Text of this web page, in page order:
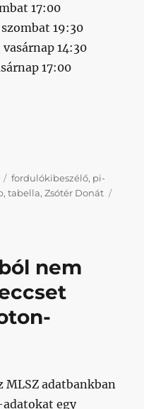
csapatban?
című
17:00
19:30
14:30
17:00
Címke
fordulókibeszélő, pi-
,tabella,Zsótér Donát
nem
MLSZ adatbankban
egy